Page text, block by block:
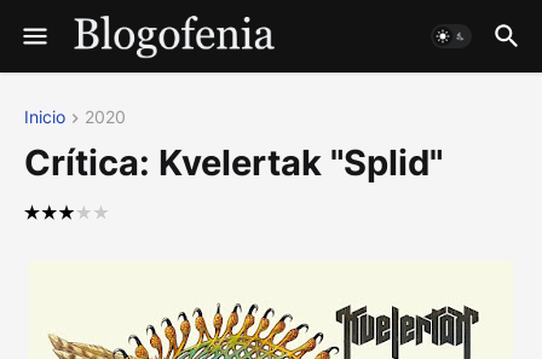
Inicio 2020
Crítica: Kvelertak "Splid"